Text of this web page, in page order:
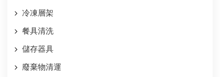
冷凍層架
餐具清洗
儲存器具
廢棄物清運